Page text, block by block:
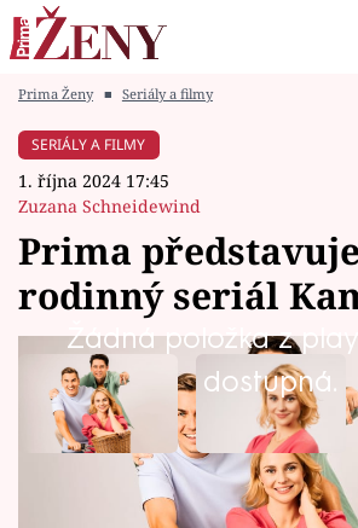
Módní alarm
Témata
Celebrity
Vztahy
Prima Ženy ■ Seriály a filmy
SERIÁLY A FILMY
1. října 2024 17:45
Zuzana Schneidewind
Prima
rodinný seriál
Žádná položka z
dostupná.
Skupina Prima uvádí nový